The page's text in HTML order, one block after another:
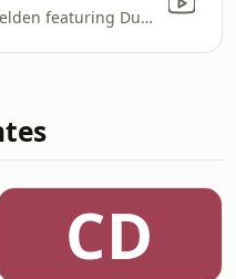
Armand Van Helden featuring Duane Harden
CD